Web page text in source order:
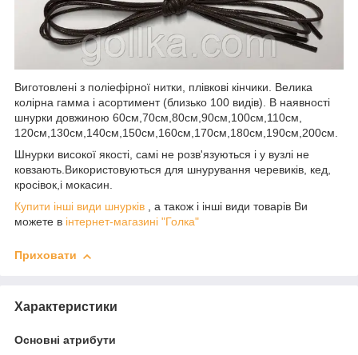
Виготовлені з поліефірної нитки, плівкові кінчики. Велика
колірна гамма і асортимент (близько 100 видів). В наявності
шнурки довжиною 60см,70см,80см,90см,100см,110см,
120см,130см,140см,150см,160см,170см,180см,190см,200см.
Шнурки високої якості, самі не розв'язуються і у вузлі не
ковзають.Використовуються для шнурування черевиків, кед,
кросівок,і мокасин.
Купити інші види шнурків , а також і інші види товарів Ви
можете в інтернет-магазині "Голка"
Приховати
Характеристики
Основні атрибути